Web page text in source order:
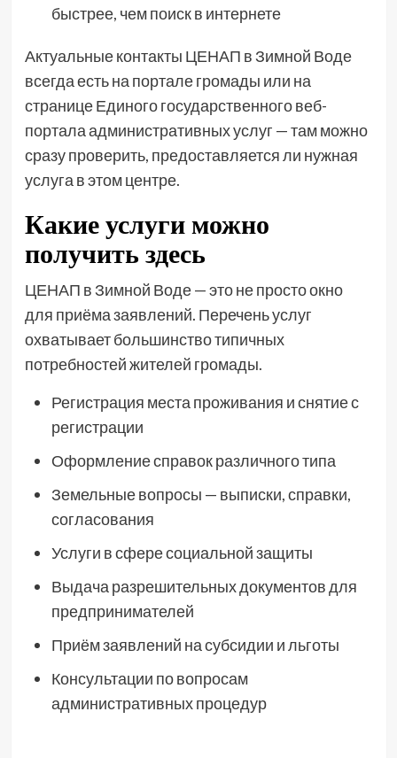
быстрее, чем поиск в интернете
Актуальные контакты ЦЕНАП в Зимной Воде
всегда есть на портале громады или на
странице Единого государственного веб-
портала административных услуг — там можно
сразу проверить, предоставляется ли нужная
услуга в этом центре.
Какие услуги можно
получить здесь
ЦЕНАП в Зимной Воде — это не просто окно
для приёма заявлений. Перечень услуг
охватывает большинство типичных
потребностей жителей громады.
Регистрация места проживания и снятие с
регистрации
Оформление справок различного типа
Земельные вопросы — выписки, справки,
согласования
Услуги в сфере социальной защиты
Выдача разрешительных документов для
предпринимателей
Приём заявлений на субсидии и льготы
Консультации по вопросам
административных процедур